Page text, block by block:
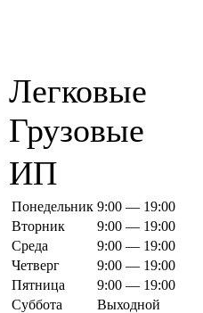
Легковые
Грузовые
ИП
Понедельник 9:00 — 19:00
Вторник
9:00 — 19:00
Среда
9:00 — 19:00
Четверг
9:00 — 19:00
Пятница
9:00 — 19:00
Суббота
Выходной